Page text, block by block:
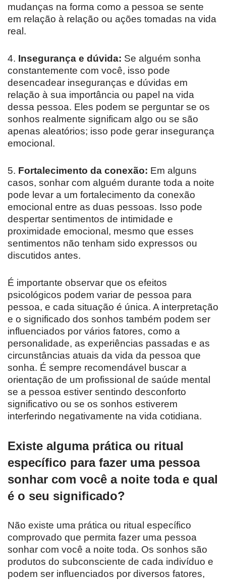
mudanças na forma como a pessoa se sente
em relação à relação ou ações tomadas na vida
real.
4. Insegurança e dúvida: Se alguém sonha
constantemente com você, isso pode
desencadear inseguranças e dúvidas em
relação à sua importância ou papel na vida
dessa pessoa. Eles podem se perguntar se os
sonhos realmente significam algo ou se são
apenas aleatórios; isso pode gerar insegurança
emocional.
5. Fortalecimento da conexão: Em alguns
casos, sonhar com alguém durante toda a noite
pode levar a um fortalecimento da conexão
emocional entre as duas pessoas. Isso pode
despertar sentimentos de intimidade e
proximidade emocional, mesmo que esses
sentimentos não tenham sido expressos ou
discutidos antes.
É importante observar que os efeitos
psicológicos podem variar de pessoa para
pessoa, e cada situação é única. A interpretação
e o significado dos sonhos também podem ser
influenciados por vários fatores, como a
personalidade, as experiências passadas e as
circunstâncias atuais da vida da pessoa que
sonha. É sempre recomendável buscar a
orientação de um profissional de saúde mental
se a pessoa estiver sentindo desconforto
significativo ou se os sonhos estiverem
interferindo negativamente na vida cotidiana.
Existe alguma prática ou ritual
específico para fazer uma pessoa
sonhar com você a noite toda e qual
é o seu significado?
Não existe uma prática ou ritual específico
comprovado que permita fazer uma pessoa
sonhar com você a noite toda. Os sonhos são
produtos do subconsciente de cada indivíduo e
podem ser influenciados por diversos fatores,